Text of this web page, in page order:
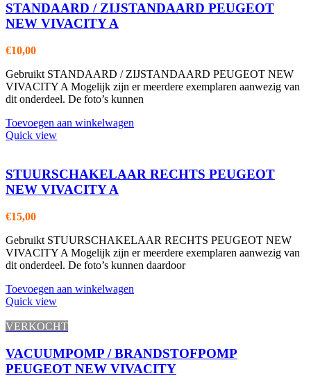
STANDAARD / ZIJSTANDAARD PEUGEOT
NEW VIVACITY A
€10,00
Gebruikt STANDAARD / ZIJSTANDAARD PEUGEOT NEW
VIVACITY A Mogelijk zijn er meerdere exemplaren aanwezig van
dit onderdeel. De foto’s kunnen
Toevoegen aan winkelwagen
Quick view
STUURSCHAKELAAR RECHTS PEUGEOT
NEW VIVACITY A
€15,00
Gebruikt STUURSCHAKELAAR RECHTS PEUGEOT NEW
VIVACITY A Mogelijk zijn er meerdere exemplaren aanwezig van
dit onderdeel. De foto’s kunnen daardoor
Toevoegen aan winkelwagen
Quick view
VERKOCHT
VACUUMPOMP / BRANDSTOFPOMP
PEUGEOT NEW VIVACITY